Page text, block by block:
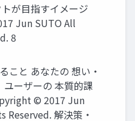
が目指すイメージ
Jun SUTO All
8
こと あなたの 想い・
ーザーの 本質的課
© 2017 Jun
Reserved. 解決策・